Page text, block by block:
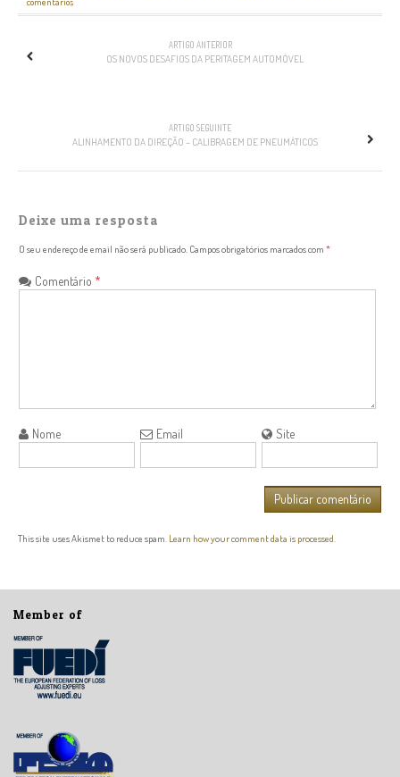
ARTIGO ANTERIOR
OS NOVOS DESAFIOS DA PERITAGEM AUTOMÓVEL
ARTIGO SEGUINTE
ALINHAMENTO DA DIREÇÃO – CALIBRAGEM DE PNEUMÁTICOS
Deixe uma resposta
O seu endereço de email não será publicado. Campos obrigatórios marcados com *
Comentário *
Nome Email Site
This site uses Akismet to reduce spam. Learn how your comment data is processed.
Member of